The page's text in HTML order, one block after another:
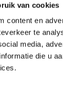
van cookies
content en
te
media,
die u